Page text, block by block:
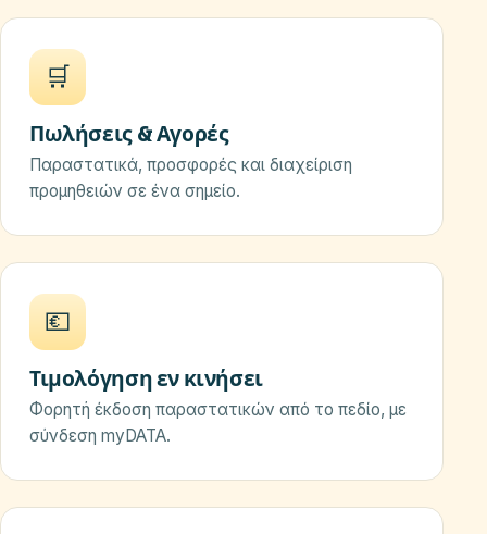
🛒
Πωλήσεις & Αγορές
Παραστατικά, προσφορές και διαχείριση
προμηθειών σε ένα σημείο.
💶
Τιμολόγηση εν κινήσει
Φορητή έκδοση παραστατικών από το πεδίο, με
σύνδεση myDATA.